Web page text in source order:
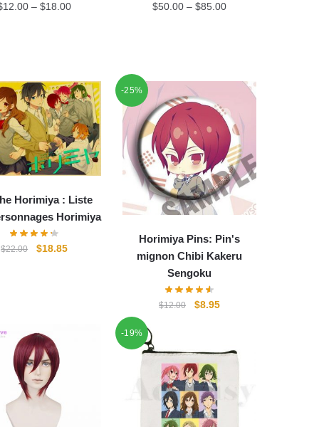
12.00 –$18.00 $50.00 – $85.00
Horimiya : Liste
Horimiya
$22.00
Le
$18.85Le
-25%
Horimiya Pins: Pin's
mignon Chibi Kakeru
Sengoku
$12.00
Le
était :
$12.00.
$8.95Le
est :
-19%